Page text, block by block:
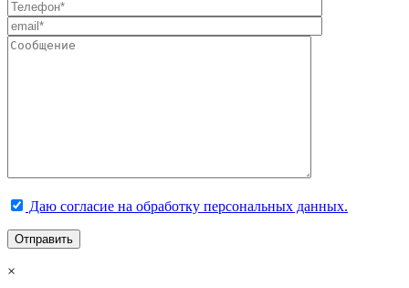
Даю согласие на обработку персональных данных.
×